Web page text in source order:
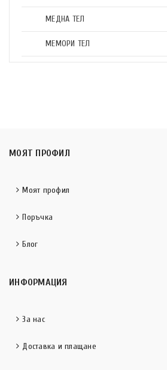
МЕДНА ТЕЛ
МЕМОРИ ТЕЛ
МОЯТ ПРОФИЛ
Моят профил
Поръчка
Блог
ИНФОРМАЦИЯ
За нас
Доставка и плащане